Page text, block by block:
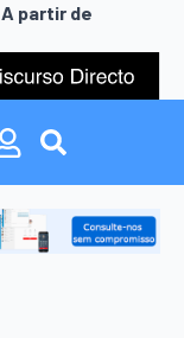
A partir de
Search
for:
Search